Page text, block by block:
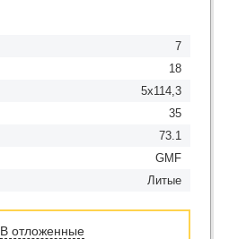
7
18
5x114,3
35
73.1
GMF
Литые
В отложенные